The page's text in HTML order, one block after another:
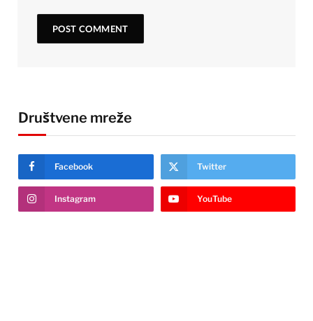
Društvene mreže
Facebook Twitter
Instagram YouTube